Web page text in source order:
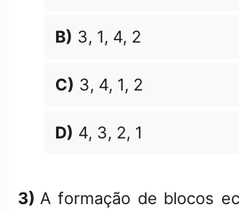
B) 3, 1, 4, 2
C) 3, 4, 1, 2
D) 4, 3, 2, 1
3) A formação de blocos